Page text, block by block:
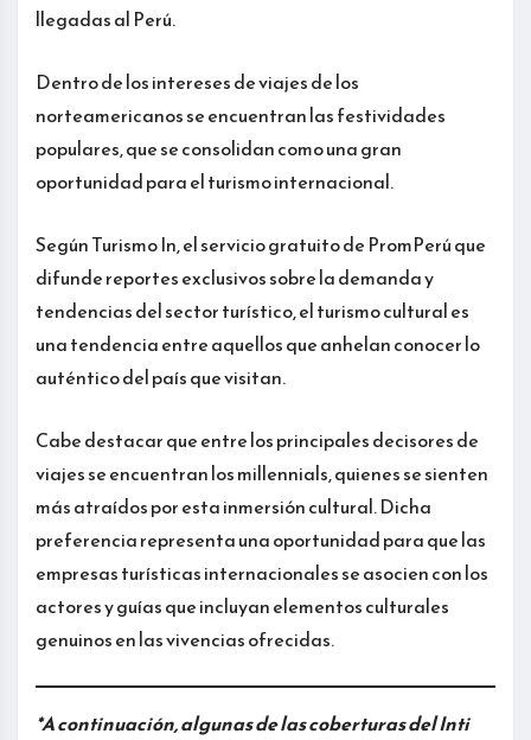
llegadas al Perú.
Dentro de los intereses de viajes de los
norteamericanos se encuentran las festividades
populares, que se consolidan como una gran
oportunidad para el turismo internacional.
Según Turismo In, el servicio gratuito de PromPerú que
difunde reportes exclusivos sobre la demanda y
tendencias del sector turístico, el turismo cultural es
una tendencia entre aquellos que anhelan conocer lo
auténtico del país que visitan.
Cabe destacar que entre los principales decisores de
viajes se encuentran los millennials, quienes se sienten
más atraídos por esta inmersión cultural. Dicha
preferencia representa una oportunidad para que las
empresas turísticas internacionales se asocien con los
actores y guías que incluyan elementos culturales
genuinos en las vivencias ofrecidas.
*A continuación, algunas de las coberturas del Inti